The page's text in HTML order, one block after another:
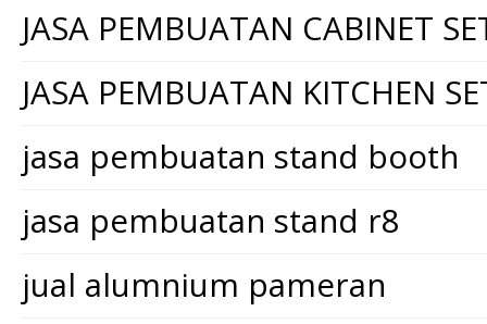
JASA PEMBUATAN CABINET
JASA PEMBUATAN KITCHEN
jasa pembuatan stand booth
jasa pembuatan stand r8
jual alumnium pameran